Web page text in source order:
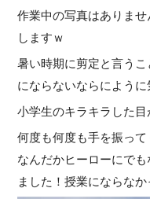
作業中の写真はありま
しますｗ
暑い時期に剪定と言う
にならないならによう
小学生のキラキラした
何度も何度も手を振って
なんだかヒーローにで
ました！授業にならな